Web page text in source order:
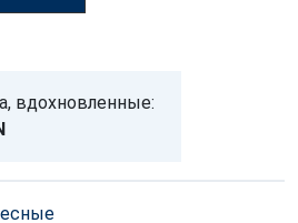
вдохновленные: